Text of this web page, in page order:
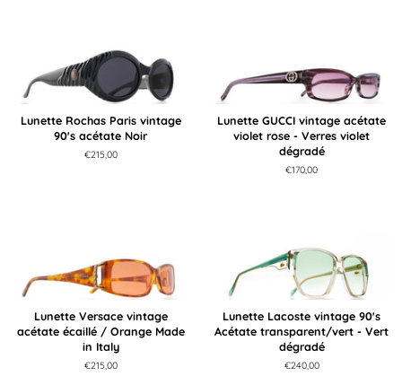
Lunette Rochas Paris vintage
90's acétate Noir
Prix
€215,00
Lunette GUCCI vintage acétate
violet rose - Verres violet
dégradé
Prix
€170,00
Lunette Versace vintage
acétate écaillé / Orange Made
in Italy
Prix
€215,00
Lunette Lacoste vintage 90's
Acétate transparent/vert - Vert
dégradé
Prix
€240,00